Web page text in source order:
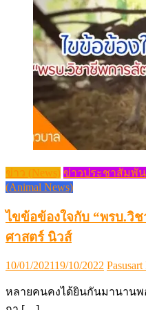
ข่าว (News) ข่าวประชาสัมพัน
(Animal News)
ไขข้อข้องใจกับ “พรบ.วิ
ศาสตร์ นิวส์
Posted
10/01/202119/10/2022 Author
หลายคนคงได้ยินกันมานานพ